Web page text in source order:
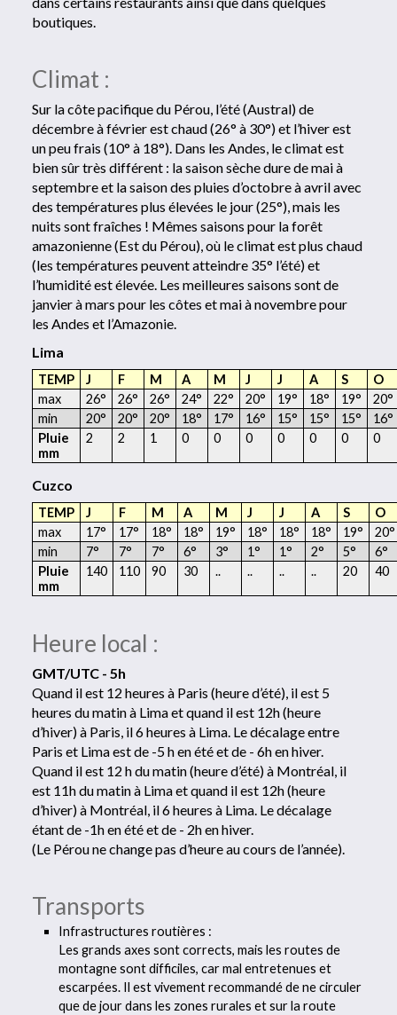
boutiques.
Climat :
Sur la côte pacifique du Pérou, l’été (Austral) de
décembre à février est chaud (26° à 30°) et l’hiver est
un peu frais (10° à 18°). Dans les Andes, le climat est
bien sûr très différent : la saison sèche dure de mai à
septembre et la saison des pluies d’octobre à avril avec
des températures plus élevées le jour (25°), mais les
nuits sont fraîches ! Mêmes saisons pour la forêt
amazonienne (Est du Pérou), où le climat est plus chaud
(les températures peuvent atteindre 35° l’été) et
l’humidité est élevée. Les meilleures saisons sont de
janvier à mars pour les côtes et mai à novembre pour
les Andes et l’Amazonie.
Lima
TEMP J F M A M J J A S
O
max
26° 26° 26° 24° 22° 20° 19° 18° 19°
20°
min
20° 20° 20° 18° 17° 16° 15° 15° 15°
16°
Pluie
mm
2 2 1 0 0 0 0 0 0 0
Cuzco
TEMP J F M A M J J A S
O
max
17° 17° 18° 18° 19° 18° 18° 18° 19°
20°
min
7° 7° 7° 6° 3° 1° 1° 2° 5°
6°
Pluie
mm
140 110 90 30 .. .. .. .. 20 40
Heure local :
GMT/UTC - 5h
Quand il est 12 heures à Paris (heure d’été), il est 5
heures du matin à Lima et quand il est 12h (heure
d’hiver) à Paris, il 6 heures à Lima. Le décalage entre
Paris et Lima est de -5 h en été et de - 6h en hiver.
Quand il est 12 h du matin (heure d’été) à Montréal, il
est 11h du matin à Lima et quand il est 12h (heure
d’hiver) à Montréal, il 6 heures à Lima. Le décalage
étant de -1h en été et de - 2h en hiver.
(Le Pérou ne change pas d’heure au cours de l’année).
Transports
Infrastructures routières :
Les grands axes sont corrects, mais les routes de
montagne sont difficiles, car mal entretenues et
escarpées. Il est vivement recommandé de ne circuler
que de jour dans les zones rurales et sur la route